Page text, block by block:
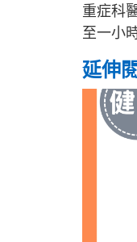
重症科
至一小
延伸